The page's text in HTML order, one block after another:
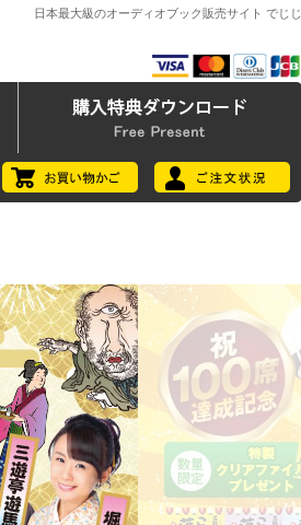
日本最大級のオーディオブック販売サイト でじじ